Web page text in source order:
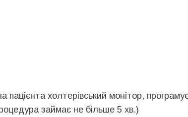
пацієнта холтерівський монітор,
займає не більше 5 хв.)